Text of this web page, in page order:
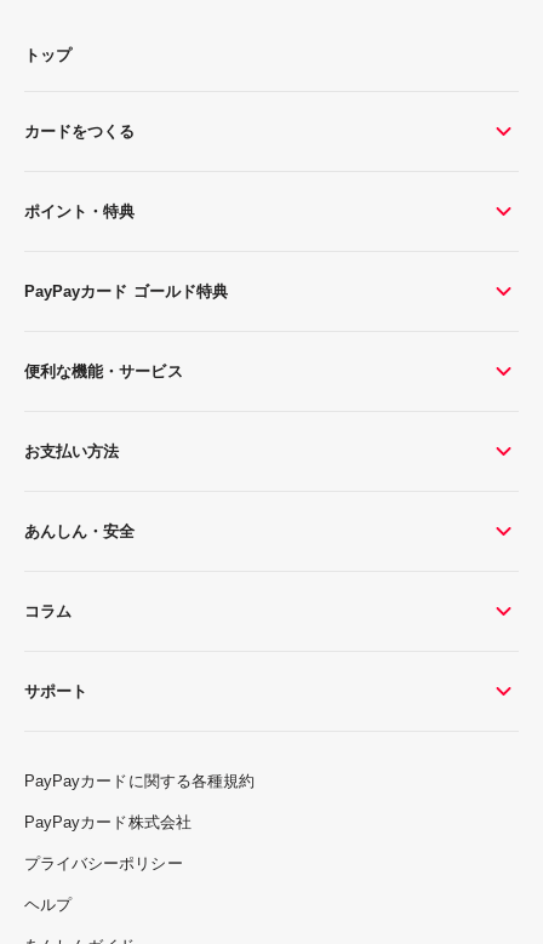
トップ
カードをつくる
ポイント・特典
PayPayカード ゴールド特典
便利な機能・サービス
お支払い方法
あんしん・安全
コラム
サポート
PayPayカードに関する各種規約
PayPayカード株式会社
プライバシーポリシー
ヘルプ